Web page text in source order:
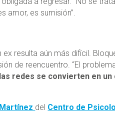
amor, es sumisión”.
resulta aún más difícil.
de reencuentro. “El
redes se convierten en
del Centro de